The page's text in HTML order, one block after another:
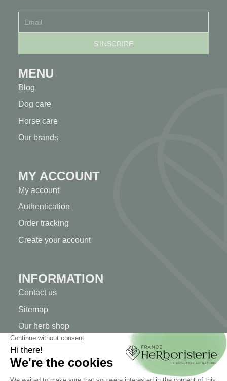
MENU
Blog
Dog care
Horse care
Our brands
MY ACCOUNT
My account
Authentication
Order tracking
Create your account
INFORMATION
Contact us
Sitemap
Our herb shop
Delivery
Secure payment